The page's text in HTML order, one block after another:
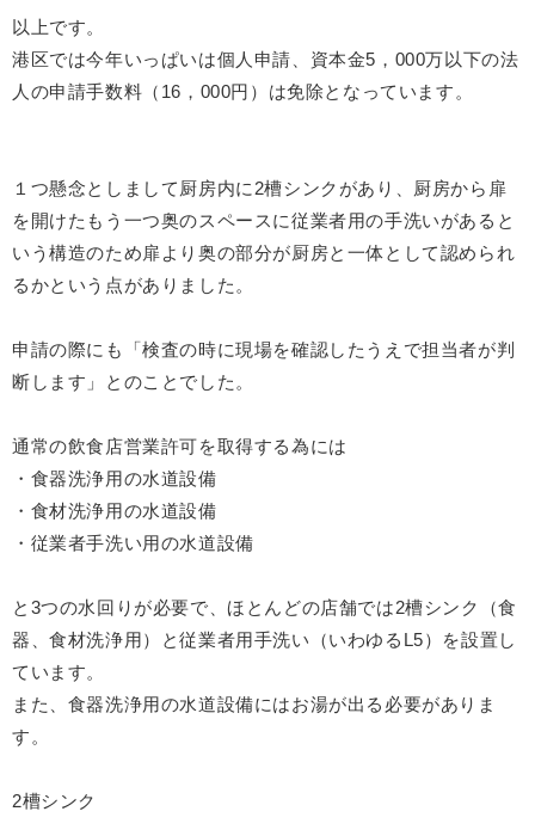
以上です。
港区では今年いっぱいは個人申請、資本金5，000万以下の法
人の申請手数料（16，000円）は免除となっています。
１つ懸念としまして厨房内に2槽シンクがあり、厨房から扉
を開けたもう一つ奥のスペースに従業者用の手洗いがあると
いう構造のため扉より奥の部分が厨房と一体として認められ
るかという点がありました。
申請の際にも「検査の時に現場を確認したうえで担当者が判
断します」とのことでした。
通常の飲食店営業許可を取得する為には
・食器洗浄用の水道設備
・食材洗浄用の水道設備
・従業者手洗い用の水道設備
と3つの水回りが必要で、ほとんどの店舗では2槽シンク（食
器、食材洗浄用）と従業者用手洗い（いわゆるL5）を設置し
ています。
また、食器洗浄用の水道設備にはお湯が出る必要がありま
す。
2槽シンク